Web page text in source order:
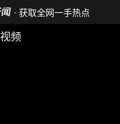
· 获取全网一手热点
视频